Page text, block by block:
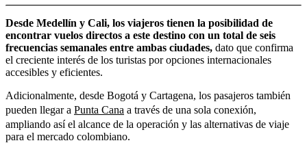
Desde Medellín y Cali, los viajeros tienen la posibilidad de
encontrar vuelos directos a este destino con un total de seis
frecuencias semanales entre ambas ciudades, dato que confirma
el creciente interés de los turistas por opciones internacionales
accesibles y eficientes.
Adicionalmente, desde Bogotá y Cartagena, los pasajeros también
pueden llegar a Punta Cana a través de una sola conexión,
ampliando así el alcance de la operación y las alternativas de viaje
para el mercado colombiano.